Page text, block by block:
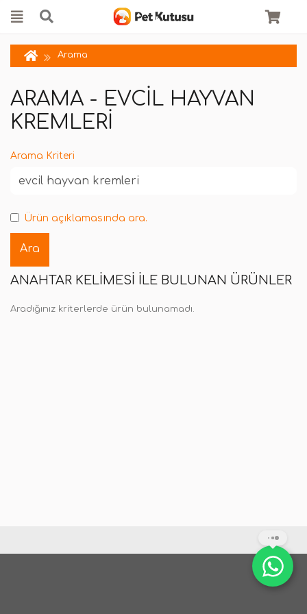
Arama
ARAMA - EVCIL HAYVAN
KREMLERI
Arama Kriteri
Ürün açıklamasında ara.
ANAHTAR KELIMESI ILE BULUNAN ÜRÜNLER
Aradığınız kriterlerde ürün bulunamadı.